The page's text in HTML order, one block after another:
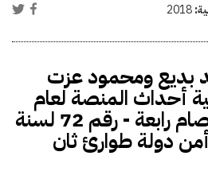
2018
بديع ومحمود عزت
أحداث المنصة لعام
2013 قبل اعتصام رابعة - رقم 72 لسنة
أمن دولة طوارئ ثان